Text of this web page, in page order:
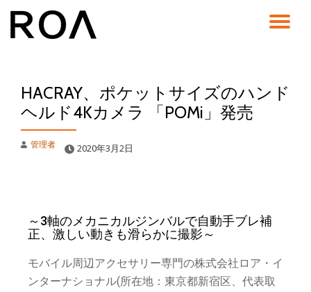
HACRAY、ポケットサイズのハンド
ヘルド4Kカメラ 「POMi」発売
管理者 2020年3月2日
～3軸のメカニカルジンバルで自動手ブレ補
正、激しい動きも滑らかに撮影～
モバイル周辺アクセサリー専門の株式会社ロア・イ
ンターナショナル(所在地：東京都新宿区、代表取